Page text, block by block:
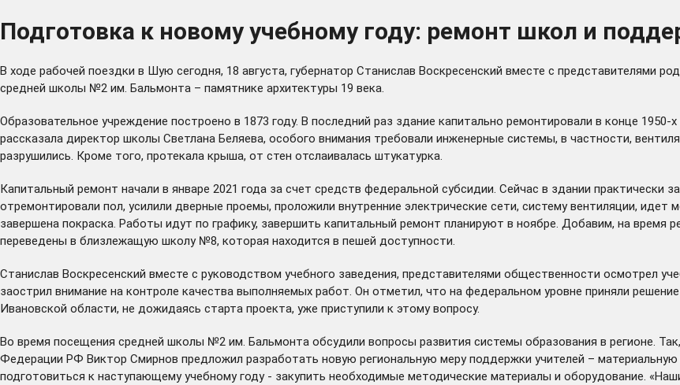
Подготовка к новому учебному году: ремонт школ и
В ходе рабочей поездки в Шую сегодня, 18 августа, губернатор Станислав Воскресенский вместе с представителями
средней школы №2 им. Бальмонта – памятнике архитектуры 19 века.
Образовательное учреждение построено в 1873 году. В последний раз здание капитально ремонтировали в конце
рассказала директор школы Светлана Беляева, особого внимания требовали инженерные системы, в частности,
разрушились. Кроме того, протекала крыша, от стен отслаивалась штукатурка.
Капитальный ремонт начали в январе 2021 года за счет средств федеральной субсидии. Сейчас в здании практически
отремонтировали пол, усилили дверные проемы, проложили внутренние электрические сети, систему вентиляции,
завершена покраска. Работы идут по графику, завершить капитальный ремонт планируют в ноябре. Добавим, на время
переведены в близлежащую школу №8, которая находится в пешей доступности.
Станислав Воскресенский вместе с руководством учебного заведения, представителями общественности осмотрел
заострил внимание на контроле качества выполняемых работ. Он отметил, что на федеральном уровне приняли
Ивановской области, не дожидаясь старта проекта, уже приступили к этому вопросу.
Во время посещения средней школы №2 им. Бальмонта обсудили вопросы развития системы образования в регионе.
Федерации РФ Виктор Смирнов предложил разработать новую региональную меру поддержки учителей –
подготовиться к наступающему учебному году - закупить необходимые методические материалы и оборудование.